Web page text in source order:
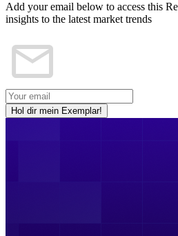
Add your email below to access this
insights to the latest market trends
Hol dir mein Exemplar!